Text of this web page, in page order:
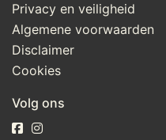
Privacy en veiligheid
Algemene voorwaarden
Disclaimer
Cookies
Volg ons